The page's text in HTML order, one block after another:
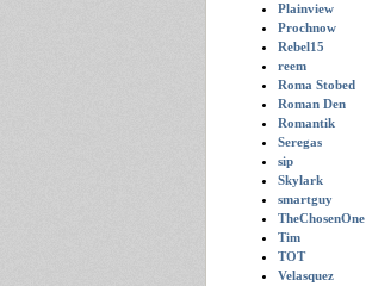
Plainview
Prochnow
Rebel15
reem
Roma Stobed
Roman Den
Romantik
Seregas
sip
Skylark
smartguy
TheChosenOne
Tim
TOT
Velasquez